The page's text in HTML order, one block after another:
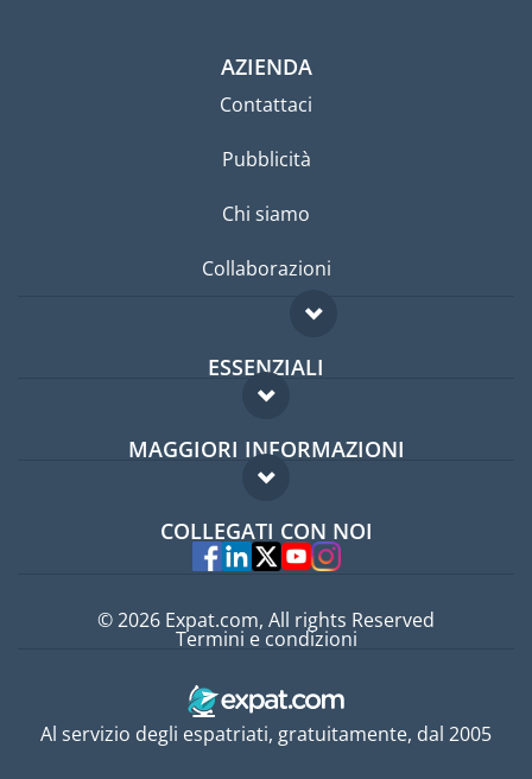
AZIENDA
Contattaci
Pubblicità
Chi siamo
Collaborazioni
ESSENZIALI
Forum per expat
Guida per expat
MAGGIORI INFORMAZIONI
Domande frequenti
Esperti
COLLEGATI CON NOI
Al servizio degli espatriati, gratuitamente, dal 2005
© 2026 Expat.com, All rights Reserved
Termini e condizioni